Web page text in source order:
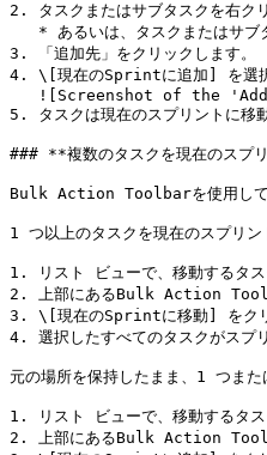
2. タスクまたはサブタスクを右ク
3. 「追加先」をクリックします。
4. \[現在のSprintに追加] を選
5. タスクは現在のスプリントに移
### **複数のタスクを現在の
Bulk Action Toolbarを使用して、
1 つ以上のタスクを現在のスプリン
1. リスト ビューで、移動するタス
2. 上部にあるBulk Action
3. \[現在のSprintに移動] をクリ
4. 選択したすべてのタスクがスプ
元の場所を保持したまま、1 つまた
1. リスト ビューで、移動するタス
2. 上部にあるBulk Action